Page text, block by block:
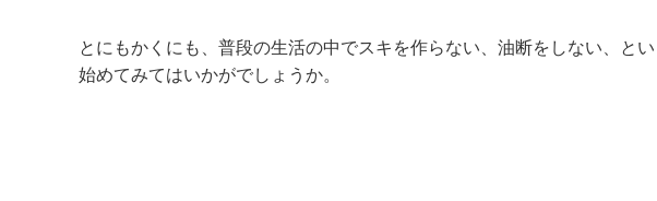
とにもかくにも、普段の生活の中でスキを作らない、油断をしない、と
始めてみてはいかがでしょうか。